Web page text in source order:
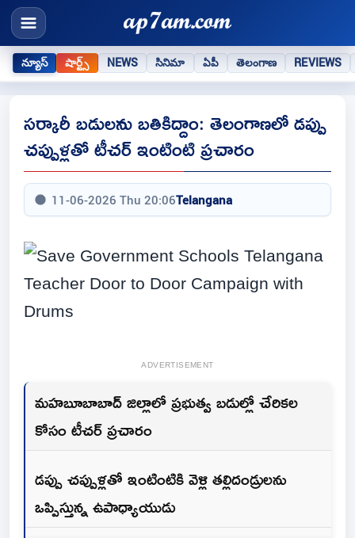
న్యూస్ షార్ట్స్ NEWS సినిమా ఏపీ తెలంగాణ REVIEWS
సర్కారీ బడులను బతికిద్దాం: తెలంగాణలో డప్పు
చప్పుళ్లతో టీచర్ ఇంటింటి ప్రచారం
11-06-2026 Thu 20:06Telangana
ADVERTISEMENT
మహబూబాబాద్ జిల్లాలో ప్రభుత్వ బడుల్లో చేరికల
కోసం టీచర్ ప్రచారం
డప్పు చప్పుళ్లతో ఇంటింటికి వెళ్లి తల్లిదండ్రులను
ఒప్పిస్తున్న ఉపాధ్యాయుడు